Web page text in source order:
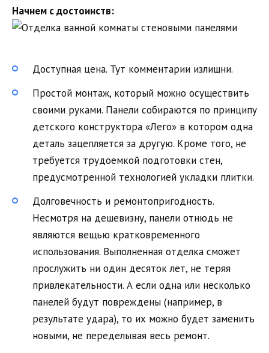
Начнем с достоинств:
Доступная цена. Тут комментарии излишни.
Простой монтаж, который можно осуществить
своими руками. Панели собираются по принципу
детского конструктора «Лего» в котором одна
деталь зацепляется за другую. Кроме того, не
требуется трудоемкой подготовки стен,
предусмотренной технологией укладки плитки.
Долговечность и ремонтопригодность.
Несмотря на дешевизну, панели отнюдь не
являются вещью кратковременного
использования. Выполненная отделка сможет
прослужить ни один десяток лет, не теряя
привлекательности. А если одна или несколько
панелей будут повреждены (например, в
результате удара), то их можно будет заменить
новыми, не переделывая весь ремонт.